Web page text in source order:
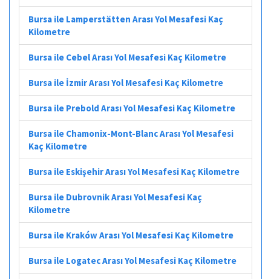
Bursa ile Lamperstätten Arası Yol Mesafesi Kaç
Kilometre
Bursa ile Cebel Arası Yol Mesafesi Kaç Kilometre
Bursa ile İzmir Arası Yol Mesafesi Kaç Kilometre
Bursa ile Prebold Arası Yol Mesafesi Kaç Kilometre
Bursa ile Chamonix-Mont-Blanc Arası Yol Mesafesi
Kaç Kilometre
Bursa ile Eskişehir Arası Yol Mesafesi Kaç Kilometre
Bursa ile Dubrovnik Arası Yol Mesafesi Kaç
Kilometre
Bursa ile Kraków Arası Yol Mesafesi Kaç Kilometre
Bursa ile Logatec Arası Yol Mesafesi Kaç Kilometre